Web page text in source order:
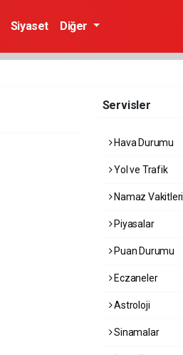
Siyaset Diğer
Servisler
Hava Durumu
Yol ve Trafik
Namaz Vakitleri
Piyasalar
Puan Durumu
Eczaneler
Astroloji
Sinamalar